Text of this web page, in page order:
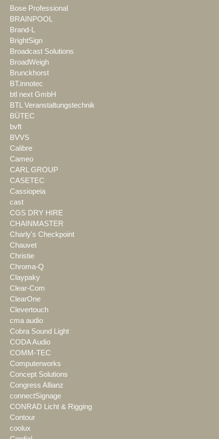
Bose Professional
BRAINPOOL
Brand-L
BrightSign
Broadcast Solutions
BroadWeigh
Brunckhorst
BT.innotec
btl next GmbH
BTL Veranstaltungstechnik
BÜTEC
bvft
BVVS
Calibre
Cameo
CARL GROUP
CASETEC
Cassiopeia
cast
CGS DRY HIRE
CHAINMASTER
Charly's Checkpoint
Chauvet
Christie
Chroma-Q
Claypaky
Clear-Com
ClearOne
Clevertouch
cma audio
Cobra Sound Light
CODA Audio
COMM-TEC
Computerworks
Concept Solutions
Congress Allianz
connectSignage
CONRAD Licht & Rigging
Contour
coolux